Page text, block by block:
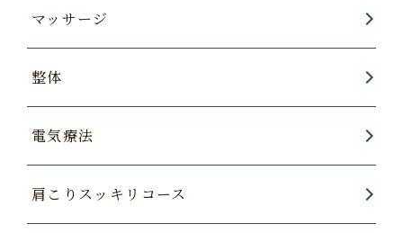
マッサージ
整体
電気療法
肩こりスッキリコース